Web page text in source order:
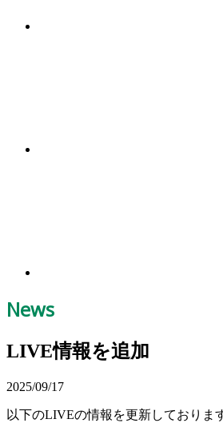
News
LIVE情報を追加
2025/09/17
以下のLIVEの情報を更新しておりま